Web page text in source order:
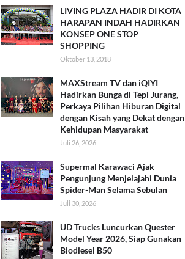
LIVING PLAZA HADIR DI KOTA
HARAPAN INDAH HADIRKAN
KONSEP ONE STOP
SHOPPING
Oktober 13, 2018
MAXStream TV dan iQIYI
Hadirkan Bunga di Tepi Jurang,
Perkaya Pilihan Hiburan Digital
dengan Kisah yang Dekat dengan
Kehidupan Masyarakat
Juli 26, 2026
Supermal Karawaci Ajak
Pengunjung Menjelajahi Dunia
Spider-Man Selama Sebulan
Juli 30, 2026
UD Trucks Luncurkan Quester
Model Year 2026, Siap Gunakan
Biodiesel B50